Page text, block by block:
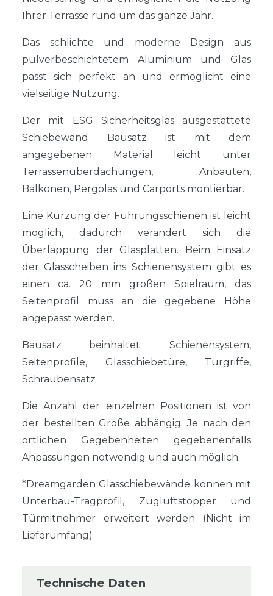
Ihrer Terrasse rund um das ganze Jahr.
Das schlichte und moderne Design aus
pulverbeschichtetem Aluminium und Glas
passt sich perfekt an und ermöglicht eine
vielseitige Nutzung.
Der mit ESG Sicherheitsglas ausgestattete
Schiebewand Bausatz ist mit dem
angegebenen Material leicht unter
Terrassenüberdachungen, Anbauten,
Balkonen, Pergolas und Carports montierbar.
Eine Kürzung der Führungsschienen ist leicht
möglich, dadurch verändert sich die
Überlappung der Glasplatten. Beim Einsatz
der Glasscheiben ins Schienensystem gibt es
einen ca. 20 mm großen Spielraum, das
Seitenprofil muss an die gegebene Höhe
angepasst werden.
Bausatz beinhaltet: Schienensystem,
Seitenprofile, Glasschiebetüre, Türgriffe,
Schraubensatz
Die Anzahl der einzelnen Positionen ist von
der bestellten Größe abhängig. Je nach den
örtlichen Gegebenheiten gegebenenfalls
Anpassungen notwendig und auch möglich.
*Dreamgarden Glasschiebewände können mit
Unterbau-Tragprofil, Zugluftstopper und
Türmitnehmer erweitert werden (Nicht im
Lieferumfang)
Technische Daten